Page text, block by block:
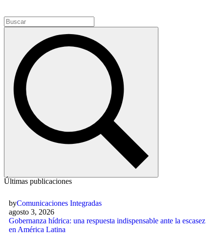
Últimas publicaciones
byComunicaciones Integradas
agosto 3, 2026
Gobernanza hídrica: una respuesta indispensable ante la escasez
en América Latina